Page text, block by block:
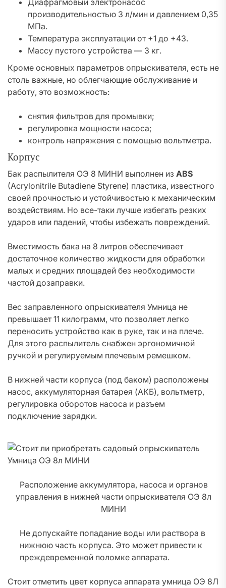
Диафрагмовый электронасос
производительностью 3 л/мин и давлением 0,35
МПа.
Температура эксплуатации от +1 до +43.
Массу пустого устройства — 3 кг.
Кроме основных параметров опрыскивателя, есть не
столь важные, но облегчающие обслуживание и
работу, это возможность:
снятия фильтров для промывки;
регулировка мощности насоса;
контроль напряжения с помощью вольтметра.
Корпус
Бак распылителя ОЭ 8 МИНИ выполнен из ABS
(Acrylonitrile Butadiene Styrene) пластика, известного
своей прочностью и устойчивостью к механическим
воздействиям. Но все-таки лучше избегать резких
ударов или падений, чтобы избежать повреждений.
Вместимость бака на 8 литров обеспечивает
достаточное количество жидкости для обработки
малых и средних площадей без необходимости
частой дозаправки.
Вес заправленного опрыскивателя Умница не
превышает 11 килограмм, что позволяет легко
переносить устройство как в руке, так и на плече.
Для этого распылитель снабжен эргономичной
ручкой и регулируемым плечевым ремешком.
В нижней части корпуса (под баком) расположены
насос, аккумуляторная батарея (АКБ), вольтметр,
регулировка оборотов насоса и разъем
подключение зарядки.
Расположение аккумулятора, насоса и органов
управления в нижней части опрыскивателя ОЭ 8л
МИНИ
Не допускайте попадание воды или раствора в
нижнюю часть корпуса. Это может привести к
преждевременной поломке аппарата.
Стоит отметить цвет корпуса аппарата умница ОЭ 8Л